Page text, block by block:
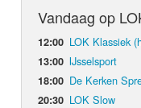
Vandaag op
12:00 LOK Klassiek
13:00 IJsselsport
18:00 De Kerken
20:30 LOK Slow